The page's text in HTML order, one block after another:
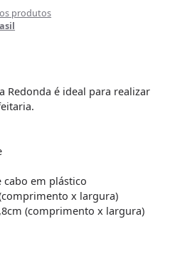
produtos
Redonda é ideal para realizar
em plástico
x largura)
(comprimento x largura)